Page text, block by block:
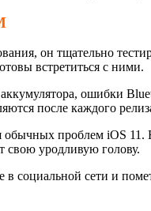
он тщательно
встретиться с ними.
ошибки
после каждого
проблем iOS 11.
свою уродливую голову.
социальной сети и